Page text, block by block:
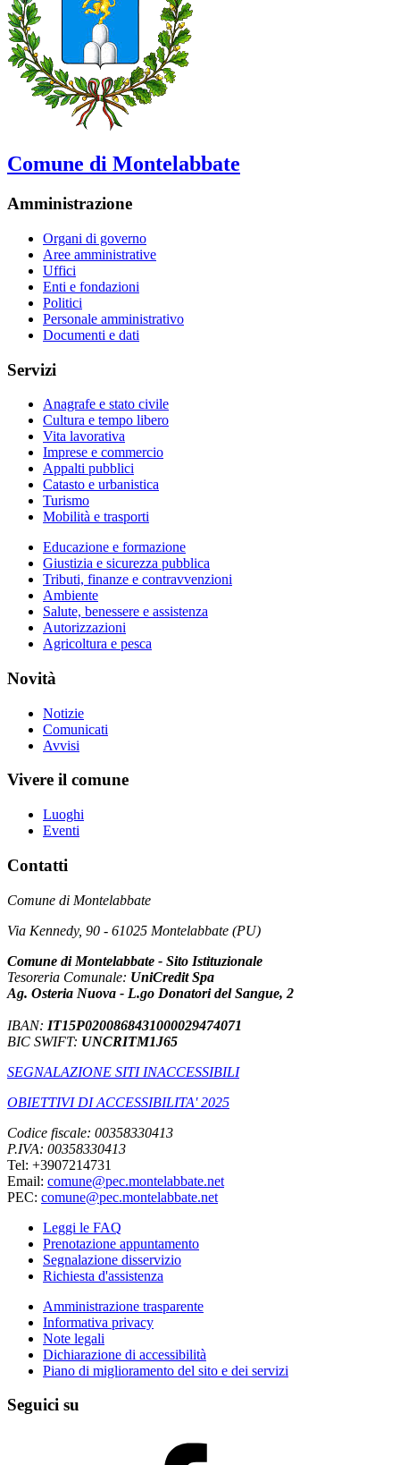
Comune di Montelabbate
Amministrazione
Organi di governo
Aree amministrative
Uffici
Enti e fondazioni
Politici
Personale amministrativo
Documenti e dati
Servizi
Anagrafe e stato civile
Cultura e tempo libero
Vita lavorativa
Imprese e commercio
Appalti pubblici
Catasto e urbanistica
Turismo
Mobilità e trasporti
Educazione e formazione
Giustizia e sicurezza pubblica
Tributi, finanze e contravvenzioni
Ambiente
Salute, benessere e assistenza
Autorizzazioni
Agricoltura e pesca
Novità
Notizie
Comunicati
Avvisi
Vivere il comune
Luoghi
Eventi
Contatti
Comune di Montelabbate
Via Kennedy, 90 - 61025 Montelabbate (PU)
Comune di Montelabbate - Sito Istituzionale
Tesoreria Comunale: UniCredit Spa
Ag. Osteria Nuova - L.go Donatori del Sangue, 2
IBAN: IT15P0200868431000029474071
BIC SWIFT: UNCRITM1J65
SEGNALAZIONE SITI INACCESSIBILI
OBIETTIVI DI ACCESSIBILITA' 2025
Codice fiscale: 00358330413
P.IVA: 00358330413
Tel: +3907214731
Email: comune@pec.montelabbate.net
PEC: comune@pec.montelabbate.net
Leggi le FAQ
Prenotazione appuntamento
Segnalazione disservizio
Richiesta d'assistenza
Amministrazione trasparente
Informativa privacy
Note legali
Dichiarazione di accessibilità
Piano di miglioramento del sito e dei servizi
Seguici su